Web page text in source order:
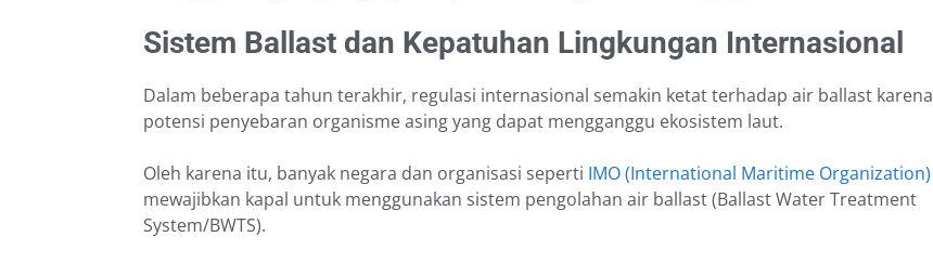
Sistem Ballast dan Kepatuhan Lingkungan Internasional
Dalam beberapa tahun terakhir, regulasi internasional semakin ketat terhadap air ballast karena
potensi penyebaran organisme asing yang dapat mengganggu ekosistem laut.
Oleh karena itu, banyak negara dan organisasi seperti IMO (International Maritime Organization)
mewajibkan kapal untuk menggunakan sistem pengolahan air ballast (Ballast Water Treatment
System/BWTS).